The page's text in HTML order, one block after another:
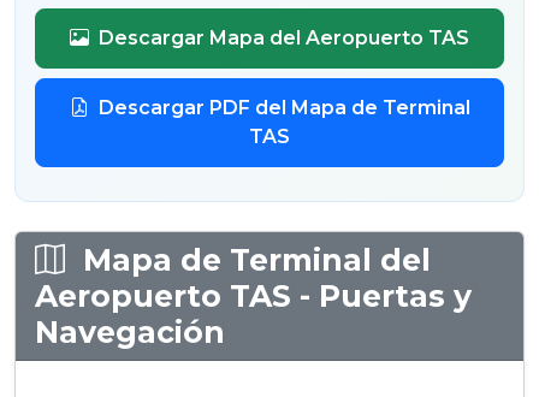
Descargar Mapa del Aeropuerto TAS
Descargar PDF del Mapa de Terminal
TAS
Mapa de Terminal del
Aeropuerto TAS - Puertas y
Navegación